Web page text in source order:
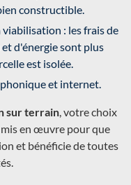
constructible.
: les frais de
d'énergie sont plus
est isolée.
et internet.
sur terrain , votre choix
en œuvre pour que
et bénéficie de toutes